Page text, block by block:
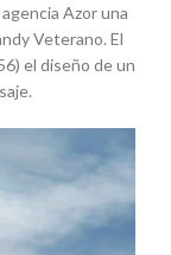
Azor una
Veterano. El
el diseño de un